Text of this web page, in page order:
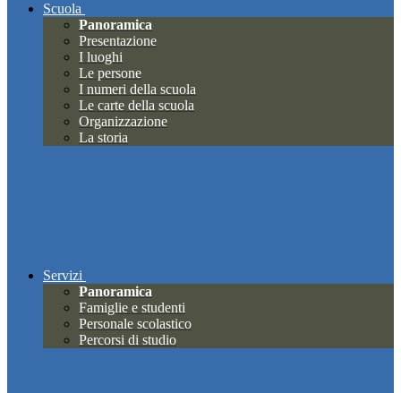
Scuola
Panoramica
Presentazione
I luoghi
Le persone
I numeri della scuola
Le carte della scuola
Organizzazione
La storia
Servizi
Panoramica
Famiglie e studenti
Personale scolastico
Percorsi di studio